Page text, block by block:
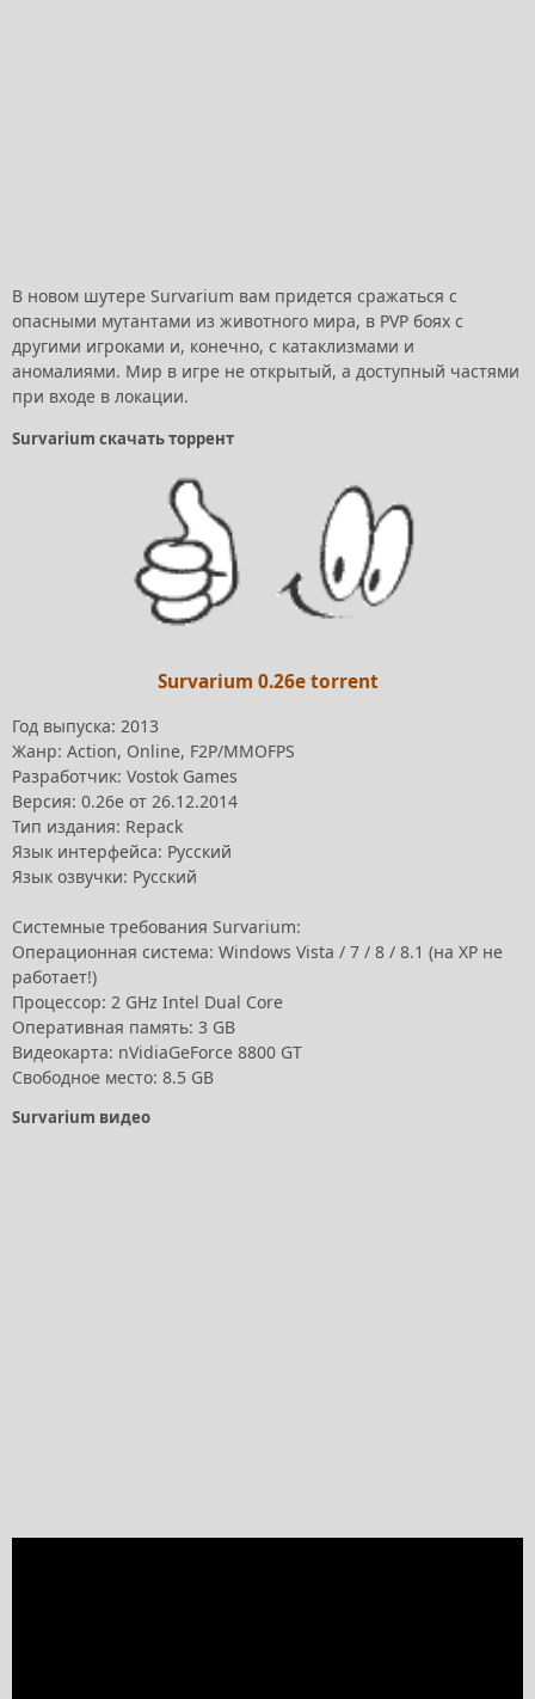
В новом шутере Survarium вам придется сражаться с
опасными мутантами из животного мира, в PVP боях с
другими игроками и, конечно, с катаклизмами и
аномалиями. Мир в игре не открытый, а доступный частями
при входе в локации.
Survarium скачать торрент
Survarium 0.26e torrent
Год выпуска: 2013
Жанр: Action, Online, F2P/MMOFPS
Разработчик: Vostok Games
Версия: 0.26e от 26.12.2014
Тип издания: Repack
Язык интерфейса: Русский
Язык озвучки: Русский
Системные требования Survarium:
Операционная система: Windows Vista / 7 / 8 / 8.1 (на XP не
работает!)
Процессор: 2 GHz Intel Dual Core
Оперативная память: 3 GB
Видеокарта: nVidiaGeForce 8800 GT
Свободное место: 8.5 GB
Survarium видео